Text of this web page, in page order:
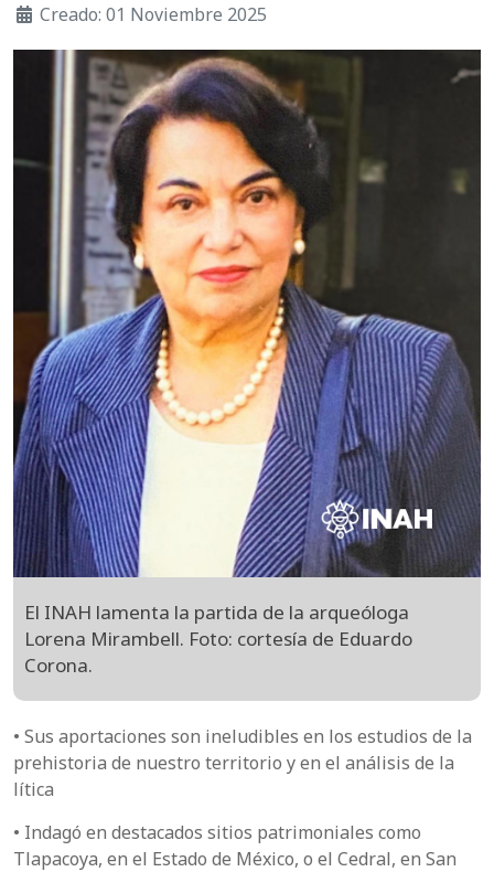
Creado: 01 Noviembre 2025
El INAH lamenta la partida de la arqueóloga
Lorena Mirambell. Foto: cortesía de Eduardo
Corona.
• Sus aportaciones son ineludibles en los estudios de la
prehistoria de nuestro territorio y en el análisis de la
lítica
• Indagó en destacados sitios patrimoniales como
Tlapacoya, en el Estado de México, o el Cedral, en San